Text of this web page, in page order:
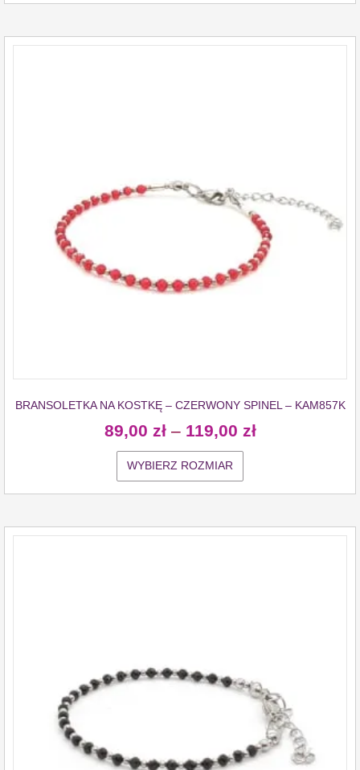
BRANSOLETKA NA KOSTKĘ – CZERWONY SPINEL – KAM857K
89,00 zł – 119,00 zł
WYBIERZ ROZMIAR